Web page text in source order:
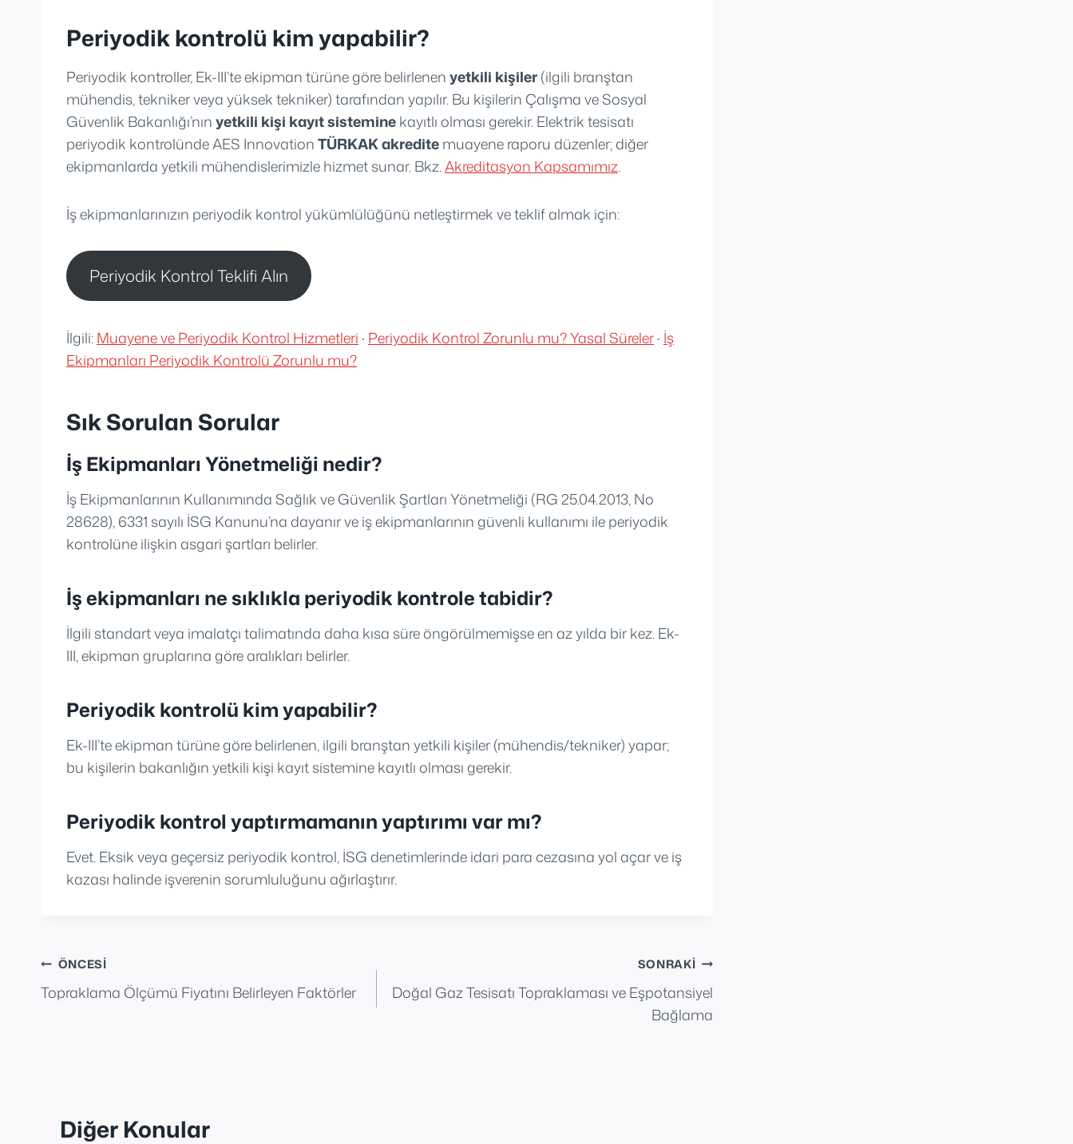
Periyodik kontrolü kim yapabilir?
Periyodik kontroller, Ek-III’te ekipman türüne göre belirlenenyetkili kişiler(ilgili branştan
mühendis, tekniker veya yüksek tekniker) tarafından yapılır. Bu kişilerin Çalışma ve Sosyal
Güvenlik Bakanlığı’nınyetkili kişi kayıt sisteminekayıtlı olması gerekir. Elektrik tesisatı
periyodik kontrolünde AES InnovationTÜRKAK akreditemuayene raporu düzenler; diğer
ekipmanlarda yetkili mühendislerimizle hizmet sunar. Bkz.Akreditasyon Kapsamımız.
İş ekipmanlarınızın periyodik kontrol yükümlülüğünü netleştirmek ve teklif almak için:
Periyodik Kontrol Teklifi Alın
İlgili:Muayene ve Periyodik Kontrol Hizmetleri · Periyodik Kontrol Zorunlu mu? Yasal Süreler· İş
Ekipmanları Periyodik Kontrolü Zorunlu mu?
Sık Sorulan Sorular
İş Ekipmanları Yönetmeliği nedir?
İş Ekipmanlarının Kullanımında Sağlık ve Güvenlik Şartları Yönetmeliği (RG 25.04.2013, No
28628), 6331 sayılı İSG Kanunu’na dayanır ve iş ekipmanlarının güvenli kullanımı ile periyodik
kontrolüne ilişkin asgari şartları belirler.
İş ekipmanları ne sıklıkla periyodik kontrole tabidir?
İlgili standart veya imalatçı talimatında daha kısa süre öngörülmemişse en az yılda bir kez. Ek-
III, ekipman gruplarına göre aralıkları belirler.
Periyodik kontrolü kim yapabilir?
Ek-III’te ekipman türüne göre belirlenen, ilgili branştan yetkili kişiler (mühendis/tekniker) yapar;
bu kişilerin bakanlığın yetkili kişi kayıt sistemine kayıtlı olması gerekir.
Periyodik kontrol yaptırmamanın yaptırımı var mı?
Evet. Eksik veya geçersiz periyodik kontrol, İSG denetimlerinde idari para cezasına yol açar ve iş
kazası halinde işverenin sorumluluğunu ağırlaştırır.
Yazı
gezinmesi
ÖNCESI
Topraklama Ölçümü Fiyatını Belirleyen Faktörler
SONRAKI
Doğal Gaz Tesisatı Topraklaması ve Eşpotansiyel
Bağlama
Diğer Konular